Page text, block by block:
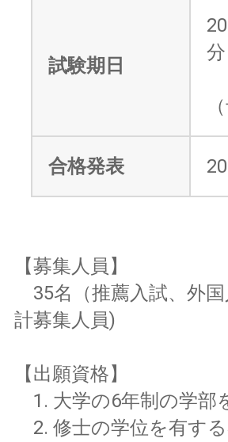
試験期日
合格発表
【募集人員】
35名（推薦入試、外
計募集人員)
【出願資格】
1. 大学の6年制の学部
2. 修士の学位を有す